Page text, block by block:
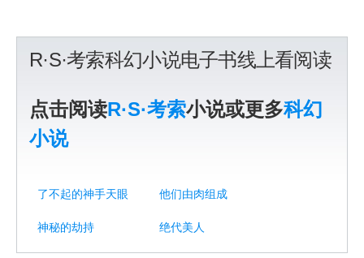
R·S·考索科幻小说电子书线上看阅读
点击阅读R·S·考索小说或更多科幻
小说
了不起的神手天眼 他们由肉组成
神秘的劫持 绝代美人